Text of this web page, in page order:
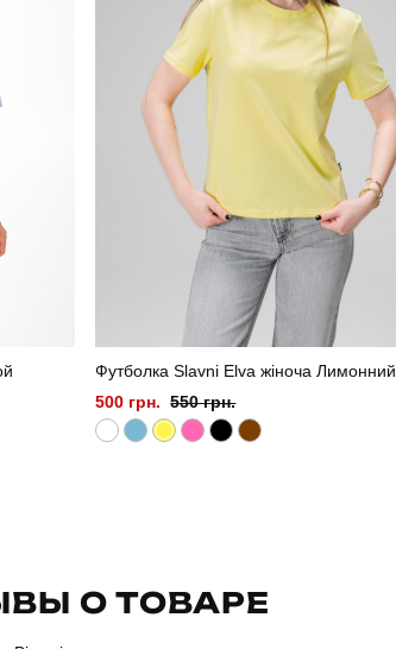
Футболка Slavni Elva жіноча Лимонний
500 грн. 550 грн.
О ТОВАРЕ